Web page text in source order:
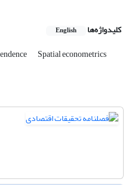
کلیدواژه‌ها English
Spatial econometrics